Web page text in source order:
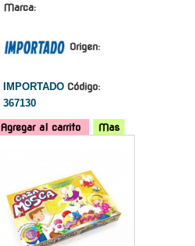
Marca:
Origen:
IMPORTADO Código:
367130
Agregar al carrito
Mas